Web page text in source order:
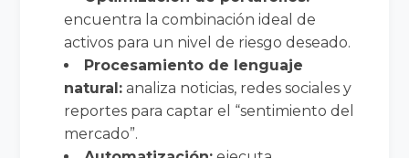
encuentra la combinación ideal de
activos para un nivel de riesgo deseado.
Procesamiento de lenguaje
natural: analiza noticias, redes sociales y
reportes para captar el “sentimiento del
mercado”.